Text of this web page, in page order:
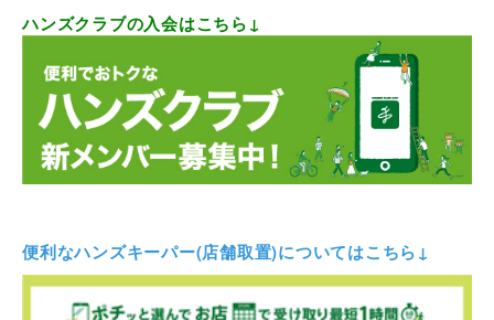
ハンズクラブの入会はこちら↓
便利なハンズキーパー(店舗取置)についてはこちら↓